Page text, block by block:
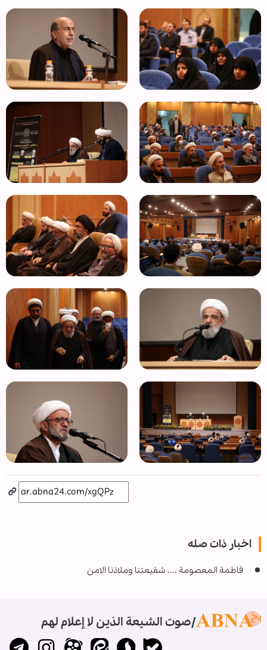
اخبار ذات صله
فاطمة المعصومة .... شفيعتنا وملاذنا الامن
صوت الشيعة الذين لا إعلام لهم